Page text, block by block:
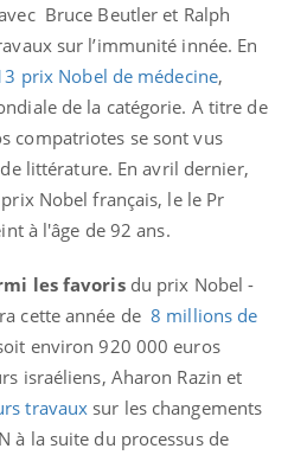
Bruce Beutler et Ralph
sur l’immunité innée. En
prix Nobel de médecine,
de la catégorie. A titre de
compatriotes se sont vus
littérature. En avril dernier,
Nobel français, le le Pr
à l'âge de 92 ans.
les favorisdu prix Nobel -
cette année de 8 millions de
environ 920 000 euros
israéliens, Aharon Razin et
travaux sur les changements
à la suite du processus de